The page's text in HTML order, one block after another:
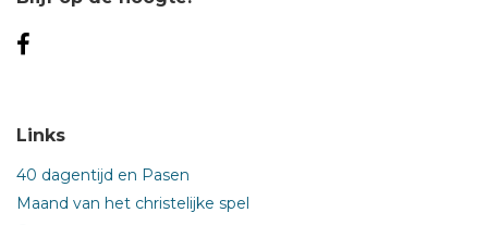
Links
40 dagentijd en Pasen
Maand van het christelijke spel